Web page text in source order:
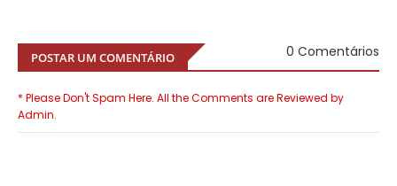
POSTAR UM COMENTÁRIO 0 Comentários
* Please Don't Spam Here. All the Comments are Reviewed by
Admin.